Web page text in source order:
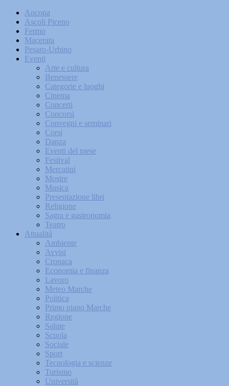
Ancona
Ascoli Piceno
Fermo
Macerata
Pesaro-Urbino
Eventi
Arte e cultura
Benessere
Categorie e luoghi
Cinema
Concerti
Concorsi
Convegni e seminari
Corsi
Danza
Eventi del mese
Festival
Mercatini
Mostre
Musica
Presentazione libri
Religione
Sagra e gastronomia
Teatro
Attualità
Ambiente
Avvisi
Cronaca
Economia e finanza
Lavoro
Meteo Marche
Politica
Primo piano Marche
Regione
Salute
Scuola
Sociale
Sport
Tecnologia e scienze
Turismo
Università